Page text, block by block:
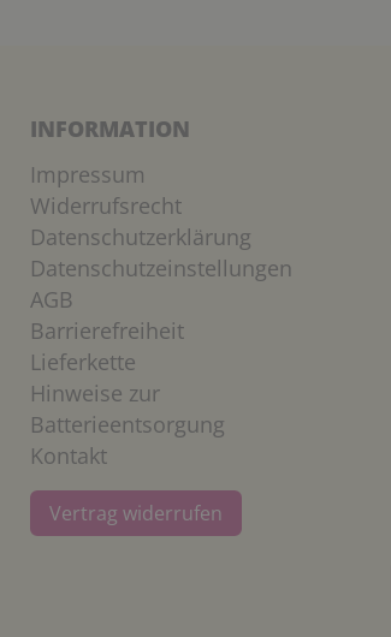
INFORMATION
Impressum
Widerrufsrecht
Datenschutzerklärung
Datenschutzeinstellungen
AGB
Barrierefreiheit
Lieferkette
Hinweise zur
Batterieentsorgung
Kontakt
Vertrag widerrufen